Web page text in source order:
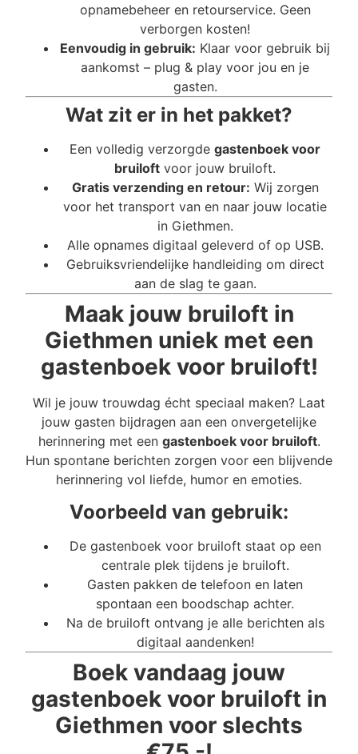
opnamebeheer en retourservice. Geen
verborgen kosten!
Eenvoudig in gebruik: Klaar voor gebruik bij
aankomst – plug & play voor jou en je
gasten.
Wat zit er in het pakket?
Een volledig verzorgde gastenboek voor
bruiloft voor jouw bruiloft.
Gratis verzending en retour: Wij zorgen
voor het transport van en naar jouw locatie
in Giethmen.
Alle opnames digitaal geleverd of op USB.
Gebruiksvriendelijke handleiding om direct
aan de slag te gaan.
Maak jouw bruiloft in
Giethmen uniek met een
gastenboek voor bruiloft!
Wil je jouw trouwdag écht speciaal maken? Laat
jouw gasten bijdragen aan een onvergetelijke
herinnering met een gastenboek voor bruiloft.
Hun spontane berichten zorgen voor een blijvende
herinnering vol liefde, humor en emoties.
Voorbeeld van gebruik:
De gastenboek voor bruiloft staat op een
centrale plek tijdens je bruiloft.
Gasten pakken de telefoon en laten
spontaan een boodschap achter.
Na de bruiloft ontvang je alle berichten als
digitaal aandenken!
Boek vandaag jouw
gastenboek voor bruiloft in
Giethmen voor slechts